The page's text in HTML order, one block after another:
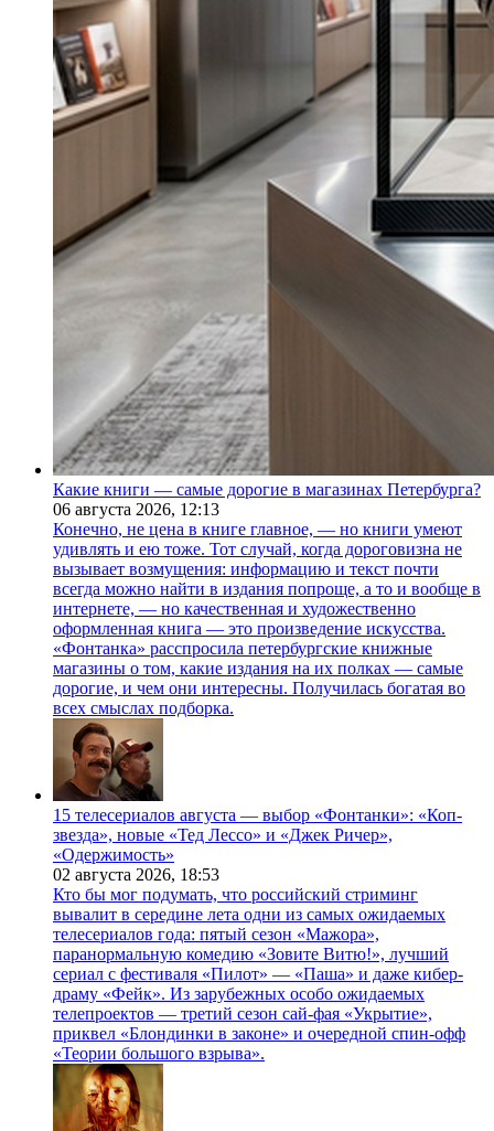
Какие книги — самые дорогие в магазинах Петербурга?
06 августа 2026, 12:13
Конечно, не цена в книге главное, — но книги умеют
удивлять и ею тоже. Тот случай, когда дороговизна не
вызывает возмущения: информацию и текст почти
всегда можно найти в издания попроще, а то и вообще в
интернете, — но качественная и художественно
оформленная книга — это произведение искусства.
«Фонтанка» расспросила петербургские книжные
магазины о том, какие издания на их полках — самые
дорогие, и чем они интересны. Получилась богатая во
всех смыслах подборка.
15 телесериалов августа — выбор «Фонтанки»: «Коп-
звезда», новые «Тед Лессо» и «Джек Ричер»,
«Одержимость»
02 августа 2026, 18:53
Кто бы мог подумать, что российский стриминг
вывалит в середине лета одни из самых ожидаемых
телесериалов года: пятый сезон «Мажора»,
паранормальную комедию «Зовите Витю!», лучший
сериал с фестиваля «Пилот» — «Паша» и даже кибер-
драму «Фейк». Из зарубежных особо ожидаемых
телепроектов — третий сезон сай-фая «Укрытие»,
приквел «Блондинки в законе» и очередной спин-офф
«Теории большого взрыва».